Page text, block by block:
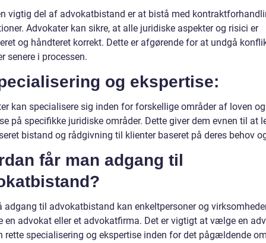
vigtig del af advokatbistand er at bistå med
Advokater kan sikre, at alle juridiske aspekter og risici er
og håndteret korrekt. Dette er afgørende for at undgå
senere i processen.
og ekspertise:
kan specialisere sig inden for forskellige områder af loven
på specifikke juridiske områder. Dette giver dem evnen til at
bistand og rådgivning til klienter baseret på deres behov
får man adgang til
adgang til advokatbistand kan enkeltpersoner og
en advokat eller et advokatfirma. Det er vigtigt at vælge en
rette specialisering og ekspertise inden for det pågældende